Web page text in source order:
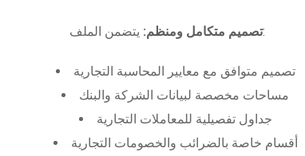
تصميم متكامل ومنظم:يتضمن الملف:
تصميم متوافق مع معايير المحاسبة التجارية
مساحات مخصصة لبيانات الشركة والبنك
جداول تفصيلية للمعاملات التجارية
أقسام خاصة بالضرائب والخصومات التجارية